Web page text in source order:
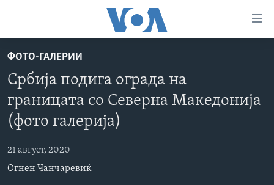
пристапност
Премини
на
главната
содржина
Премини
до
РУБРИКИ
СВЕТ
ЕКОНОМИЈА
ФОТОГАЛЕРИИ
ДОКУМЕНТАРЦИ
АРХИВИРАНА ПРОГРАМА
NEWSFLASH - АРХИВА
ЗА НАС
ФОТО-ГАЛЕРИИ
Србија подига ограда на
границата со Северна Македонија
(фото галерија)
21 август, 2020
Огнен Чанчаревиќ